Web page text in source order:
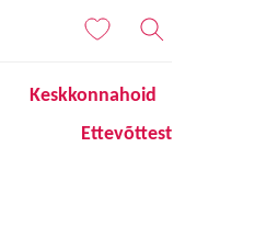
Keskkonnahoid
Ettevõttest